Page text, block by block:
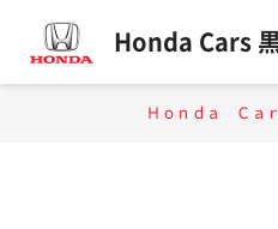
Honda Cars 黒
Ｈｏｎｄａ Ｃａ